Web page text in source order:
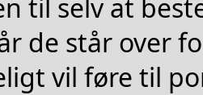
til selv at
de står over
vil føre til